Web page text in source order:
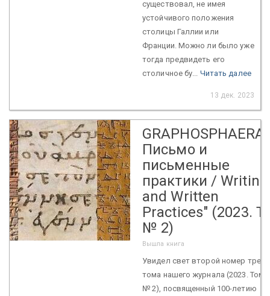
существовал, не имея
устойчивого положения
столицы Галлии или
Франции. Можно ли было уже
тогда предвидеть его
столичное бу... Читать далее
13 дек. 2023
GRAPHOSPHAERA:
Письмо и
письменные
практики / Writing
and Written
Practices" (2023.
№ 2)
Вышла книга
Увидел свет второй номер
тома нашего журнала (2023. Том
№ 2), посвященный 100-летию